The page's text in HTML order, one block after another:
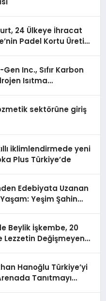
24 Ülkeye İhracat
Padel Kortu Üretim
Inc., Sıfır Karbon
Isıtma
sektörüne giriş
iklimlendirmede yeni
Plus Türkiye’de
Edebiyata Uzanan
Yeşim Şahin
Beylik İşkembe, 20
Lezzetin Değişmeyen
Hanoğlu Türkiye’yi
Tanıtmayı